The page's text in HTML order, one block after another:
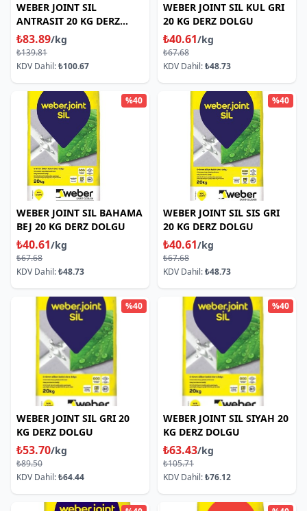
WEBER JOINT SIL
ANTRASIT 20 KG DERZ
DOLGU
₺83.89/kg
₺139.81
KDV Dahil:₺100.67
WEBER JOINT SIL KUL GRI
20 KG DERZ DOLGU
₺40.61/kg
₺67.68
KDV Dahil:₺48.73
%40
WEBER JOINT SIL BAHAMA
BEJ 20 KG DERZ DOLGU
₺40.61/kg
₺67.68
KDV Dahil:₺48.73
%40
WEBER JOINT SIL SIS GRI
20 KG DERZ DOLGU
₺40.61/kg
₺67.68
KDV Dahil:₺48.73
%40
WEBER JOINT SIL GRI 20
KG DERZ DOLGU
₺53.70/kg
₺89.50
KDV Dahil:₺64.44
%40
WEBER JOINT SIL SIYAH 20
KG DERZ DOLGU
₺63.43/kg
₺105.71
KDV Dahil:₺76.12